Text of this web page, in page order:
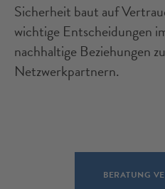
Sicherheit baut auf
wichtige Entscheidungen
nachhaltige Beziehungen
Netzwerkpartnern.
BERATUNG